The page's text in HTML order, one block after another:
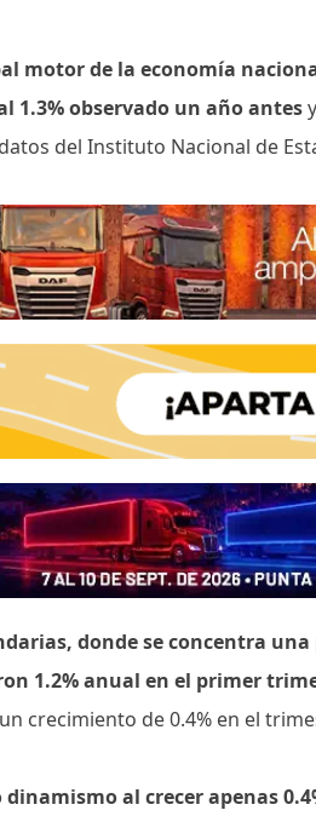
motor de la economía
1.3% observado un año antes
del Instituto Nacional de
donde se concentra
1.2% anual en el primer
crecimiento de 0.4% en el
al crecer apenas